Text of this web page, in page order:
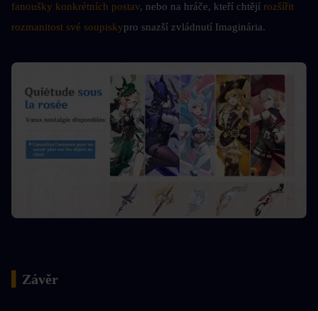
fanoušky konkrétních postav, nebo na hráče, kteří chtějí rozšířit
rozmanitost své soupiskypro snazší zvládnutí Imaginária.
Závěr